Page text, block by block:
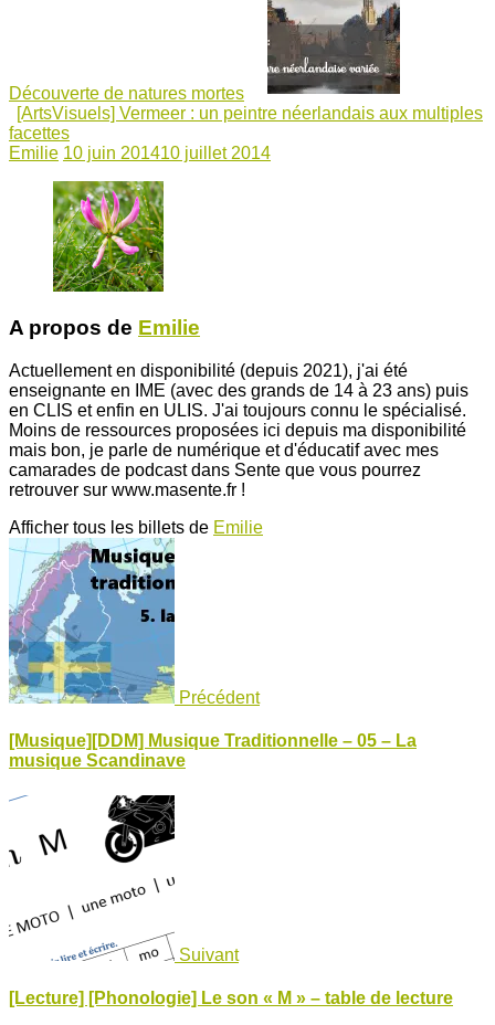
Découverte de natures mortes
[ArtsVisuels] Vermeer : un peintre néerlandais aux multiples
facettes
Emilie 10 juin 201410 juillet 2014
A propos de Emilie
Actuellement en disponibilité (depuis 2021), j'ai été
enseignante en IME (avec des grands de 14 à 23 ans) puis
en CLIS et enfin en ULIS. J'ai toujours connu le spécialisé.
Moins de ressources proposées ici depuis ma disponibilité
mais bon, je parle de numérique et d'éducatif avec mes
camarades de podcast dans Sente que vous pourrez
retrouver sur www.masente.fr !
Afficher tous les billets de Emilie
Précédent
[Musique][DDM] Musique Traditionnelle – 05 – La
musique Scandinave
Suivant
[Lecture] [Phonologie] Le son « M » – table de lecture